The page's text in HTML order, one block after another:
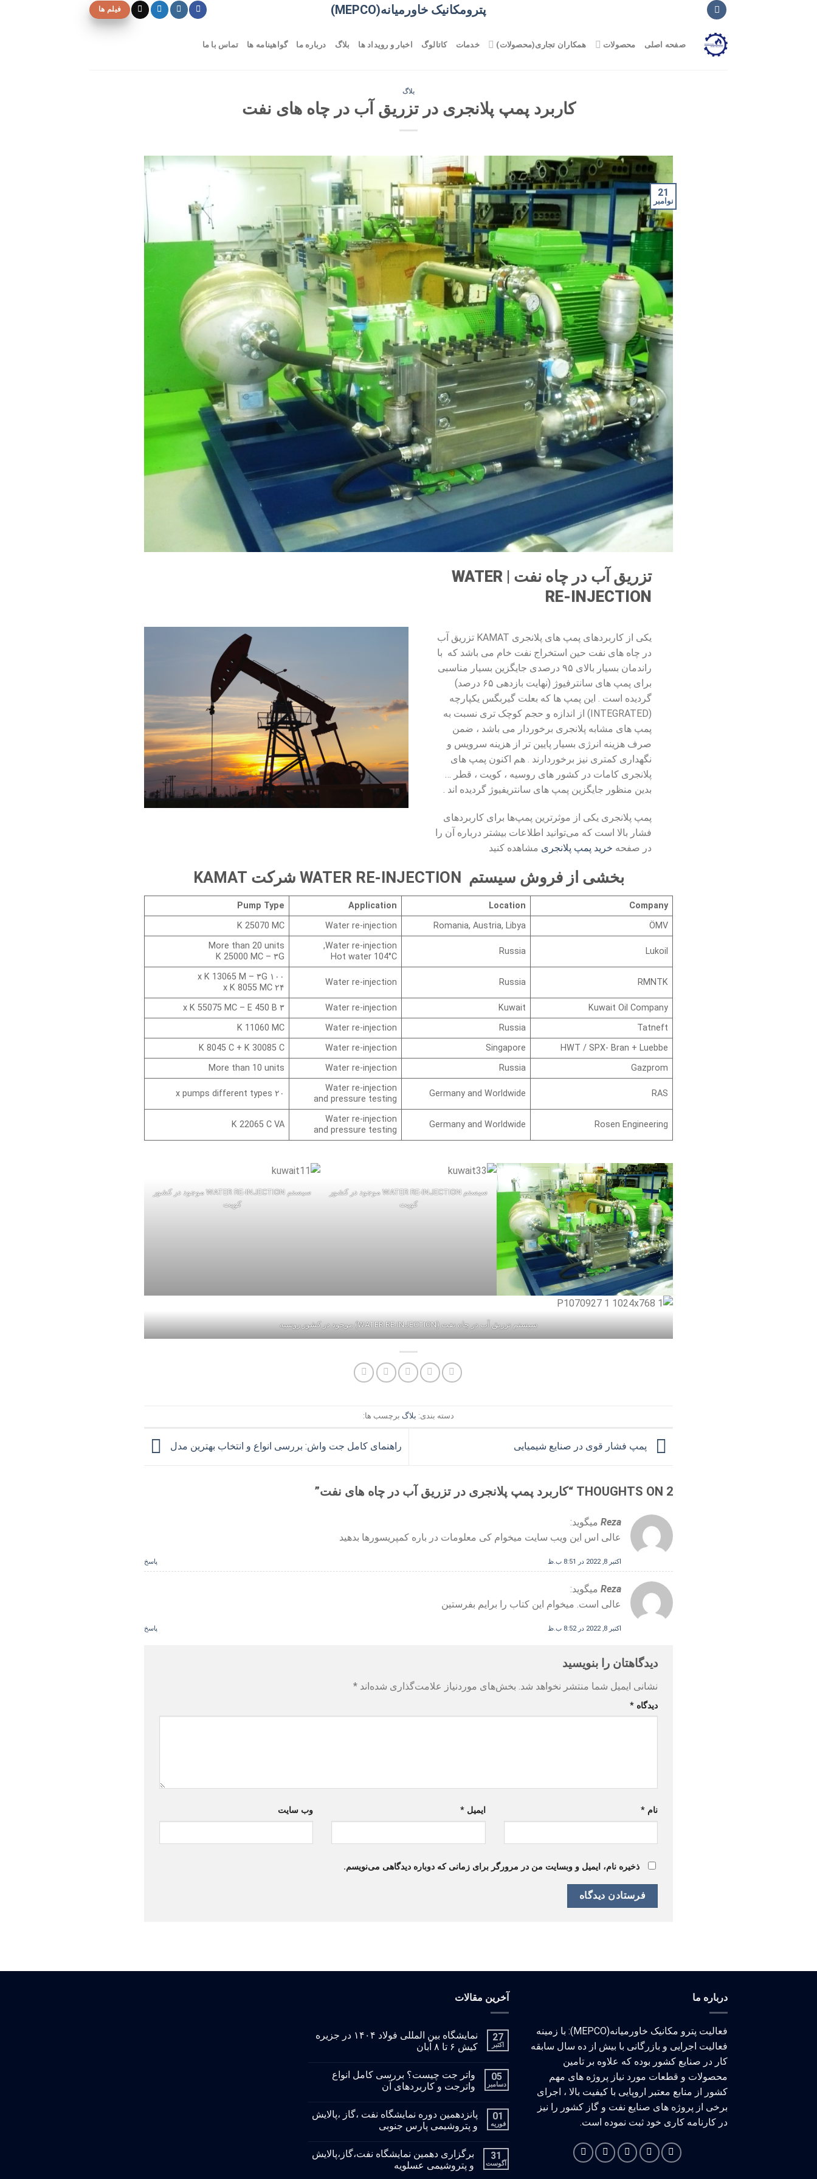
پترومکانیک خاورمیانه(MEPCO) فیلم ها
صفحه اصلی محصولات همکاران تجاری(محصولات) خدمات کاتالوگ اخبار و رویداد ها بلاگ درباره ما گواهینامه ها تماس با ما
بلاگ
کاربرد پمپ پلانجری در تزریق آب در چاه های نفت
21
نوامبر
تزریق آب در چاه نفت | WATER
RE-INJECTION
یکی از کاربردهای پمپ های پلانجری KAMAT تزریق آب
در چاه های نفت حین استخراج نفت خام می باشد که با
راندمان بسیار بالای ۹۵ درصدی جایگزین بسیار مناسبی
برای پمپ های سانترفیوژ (نهایت بازدهی ۶۵ درصد)
گردیده است . این پمپ ها که بعلت گیربگس یکپارچه
(INTEGRATED) از اندازه و حجم کوچک تری نسبت به
پمپ های مشابه پلانجری برخوردار می باشد ، ضمن
صرف هزینه انرژی بسیار پایین تر از هزینه سرویس و
نگهداری کمتری نیز برخوردارند . هم اکنون پمپ های
پلانجری کامات در کشور های روسیه ، کویت ، قطر …
بدین منظور جایگزین پمپ های سانتریفیوژ گردیده اند .
پمپ پلانجری یکی از موثرترین پمپ‌ها برای کاربردهای
فشار بالا است که می‌توانید اطلاعات بیشتر درباره آن را
در صفحه خرید پمپ پلانجری مشاهده کنید
بخشی از فروش سیستم WATER RE-INJECTION شرکت KAMAT
Company
Location
Application
Pump Type
ÖMV
Romania, Austria, Libya
Water re-injection
K 25070 MC
Lukoil
Russia
Water re-injection,
Hot water 104°C
More than 20 units
K 25000 MC – ۳G
RMNTK
Russia
Water re-injection
۱۰۰ x K 13065 M – ۳G
۲۴ x K 8055 MC
Kuwait Oil Company
Kuwait
Water re-injection
۳ x K 55075 MC – E 450 B
Tatneft
Russia
Water re-injection
K 11060 MC
HWT / SPX- Bran + Luebbe
Singapore
Water re-injection
K 8045 C + K 30085 C
Gazprom
Russia
Water re-injection
More than 10 units
RAS
Germany and Worldwide
Water re-injection
and pressure testing
۲۰ x pumps different types
Rosen Engineering
Germany and Worldwide
Water re-injection
and pressure testing
K 22065 C VA
سیستم WATER RE-INJECTION موجود در کشور
کویت
سیستم WATER RE-INJECTION موجود در کشور
کویت
سیستم تزریق آب در چاه نفت (WATER RE-INJECTION) موجود در کشور روسیه
دسته بندی: بلاگ برچسب ها:
پمپ فشار قوی در صنایع شیمیایی راهنمای کامل جت واش: بررسی انواع و انتخاب بهترین مدل
2 THOUGHTS ON “ کاربرد پمپ پلانجری در تزریق آب در چاه های نفت”
Reza میگوید:
عالی اس این ویب سایت میخوام کی معلومات در باره کمپریسورها بدهید
اکتبر 8, 2022 در 8:51 ب.ظ پاسخ
Reza میگوید:
عالی است. میخوام این کتاب را برایم بفرستین
اکتبر 8, 2022 در 8:52 ب.ظ پاسخ
دیدگاهتان را بنویسید
نشانی ایمیل شما منتشر نخواهد شد. بخش‌های موردنیاز علامت‌گذاری شده‌اند *
دیدگاه *
نام * ایمیل* وب‌ سایت
ذخیره نام، ایمیل و وبسایت من در مرورگر برای زمانی که دوباره دیدگاهی می‌نویسم.
درباره ما
فعالیت پترو مکانیک خاورمیانه(MEPCO): با زمینه
فعالیت اجرایی و بازرگانی با بیش از ده سال سابقه
کار در صنایع کشور بوده که علاوه بر تامین
محصولات و قطعات مورد نیاز پروژه های مهم
کشور از منابع معتبر اروپایی با کیفیت بالا ، اجرای
برخی از پروژه های صنایع نفت و گاز کشور را نیز
در کارنامه کاری خود ثبت نموده است.
آخرین مقالات
27
اکتبر
نمایشگاه بین المللی فولاد ۱۴۰۴ در جزیره
کیش ۶ تا ۸ آبان
05
دسامبر
واتر جت چیست؟ بررسی کامل انواع
واترجت و کاربردهای آن
01
فوریه
پانزدهمین دوره نمایشگاه نفت ،گاز ،پالایش
و پتروشیمی پارس جنوبی
31
آگوست
برگزاری دهمین نمایشگاه نفت،گاز،پالایش
و پتروشیمی عسلویه